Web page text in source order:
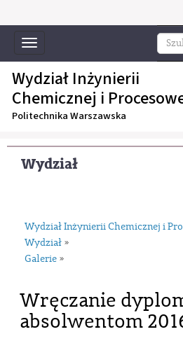
Toggle
navigation
Wydział Inżynierii
Chemicznej i
Politechnika Warszawska
Wydział
Wydział Inżynierii Chemicznej i
Wydział »
Galerie »
Wręczanie
absolwentom